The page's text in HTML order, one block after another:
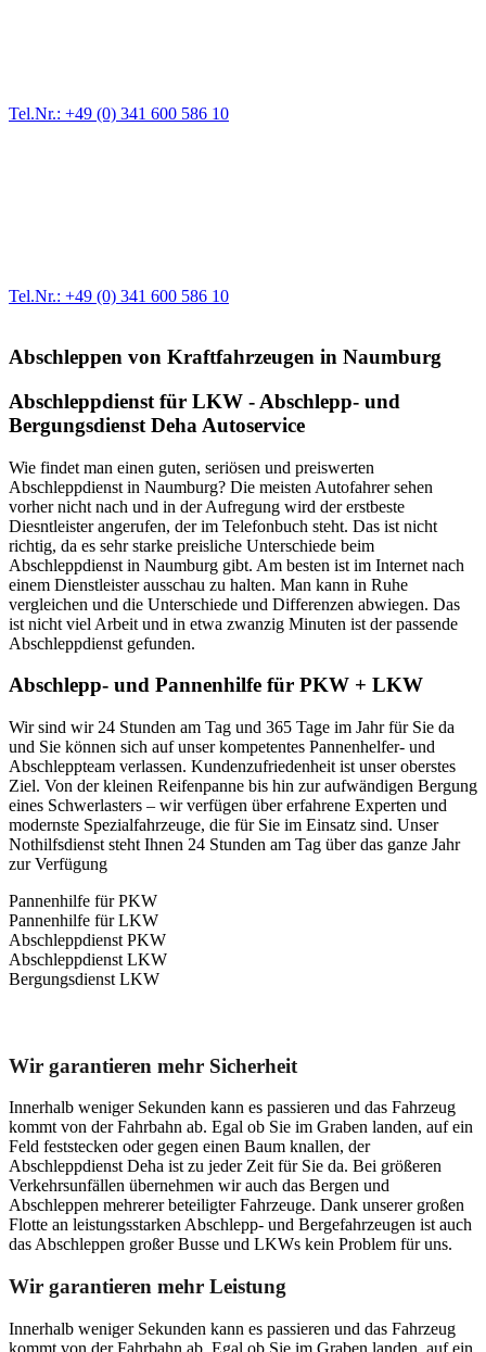
Tel.Nr.: +49 (0) 341 600 586 10
Tel.Nr.: +49 (0) 341 600 586 10
Abschleppen von Kraftfahrzeugen in Naumburg
Abschleppdienst für LKW - Abschlepp- und
Bergungsdienst Deha Autoservice
Wie findet man einen guten, seriösen und preiswerten
Abschleppdienst in Naumburg? Die meisten Autofahrer sehen
vorher nicht nach und in der Aufregung wird der erstbeste
Diesntleister angerufen, der im Telefonbuch steht. Das ist nicht
richtig, da es sehr starke preisliche Unterschiede beim
Abschleppdienst in Naumburg gibt. Am besten ist im Internet nach
einem Dienstleister ausschau zu halten. Man kann in Ruhe
vergleichen und die Unterschiede und Differenzen abwiegen. Das
ist nicht viel Arbeit und in etwa zwanzig Minuten ist der passende
Abschleppdienst gefunden.
Abschlepp- und Pannenhilfe für PKW + LKW
Wir sind wir 24 Stunden am Tag und 365 Tage im Jahr für Sie da
und Sie können sich auf unser kompetentes Pannenhelfer- und
Abschleppteam verlassen. Kundenzufriedenheit ist unser oberstes
Ziel. Von der kleinen Reifenpanne bis hin zur aufwändigen Bergung
eines Schwerlasters – wir verfügen über erfahrene Experten und
modernste Spezialfahrzeuge, die für Sie im Einsatz sind. Unser
Nothilfsdienst steht Ihnen 24 Stunden am Tag über das ganze Jahr
zur Verfügung
Pannenhilfe für PKW
Pannenhilfe für LKW
Abschleppdienst PKW
Abschleppdienst LKW
Bergungsdienst LKW
Wir garantieren mehr Sicherheit
Innerhalb weniger Sekunden kann es passieren und das Fahrzeug
kommt von der Fahrbahn ab. Egal ob Sie im Graben landen, auf ein
Feld feststecken oder gegen einen Baum knallen, der
Abschleppdienst Deha ist zu jeder Zeit für Sie da. Bei größeren
Verkehrsunfällen übernehmen wir auch das Bergen und
Abschleppen mehrerer beteiligter Fahrzeuge. Dank unserer großen
Flotte an leistungsstarken Abschlepp- und Bergefahrzeugen ist auch
das Abschleppen großer Busse und LKWs kein Problem für uns.
Wir garantieren mehr Leistung
Innerhalb weniger Sekunden kann es passieren und das Fahrzeug
kommt von der Fahrbahn ab. Egal ob Sie im Graben landen, auf ein